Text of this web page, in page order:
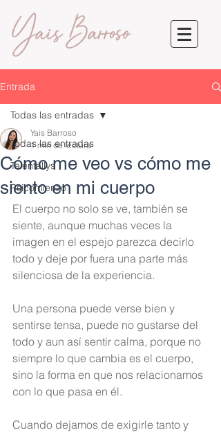
Entrada
Todas las entradas
Talentallys
Psicomienzo
Todas las entradas
Cómo me veo vs cómo me
siento en mi cuerpo
Yais Barroso
1 min de lectura
El cuerpo no solo se ve, también se
siente, aunque muchas veces la
imagen en el espejo parezca decirlo
todo y deje por fuera una parte más
silenciosa de la experiencia.
Una persona puede verse bien y
sentirse tensa, puede no gustarse del
todo y aun así sentir calma, porque no
siempre lo que cambia es el cuerpo,
sino la forma en que nos relacionamos
con lo que pasa en él.
Cuando dejamos de exigirle tanto y